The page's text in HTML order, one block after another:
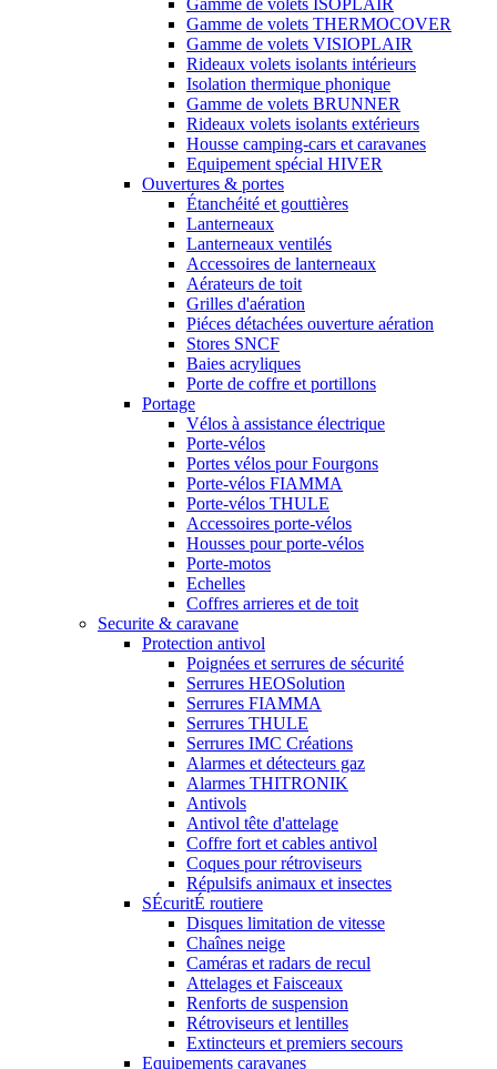
Gamme de volets ISOPLAIR
Gamme de volets THERMOCOVER
Gamme de volets VISIOPLAIR
Rideaux volets isolants intérieurs
Isolation thermique phonique
Gamme de volets BRUNNER
Rideaux volets isolants extérieurs
Housse camping-cars et caravanes
Equipement spécial HIVER
Ouvertures & portes
Étanchéité et gouttières
Lanterneaux
Lanterneaux ventilés
Accessoires de lanterneaux
Aérateurs de toit
Grilles d'aération
Piéces détachées ouverture aération
Stores SNCF
Baies acryliques
Porte de coffre et portillons
Portage
Vélos à assistance électrique
Porte-vélos
Portes vélos pour Fourgons
Porte-vélos FIAMMA
Porte-vélos THULE
Accessoires porte-vélos
Housses pour porte-vélos
Porte-motos
Echelles
Coffres arrieres et de toit
Securite & caravane
Protection antivol
Poignées et serrures de sécurité
Serrures HEOSolution
Serrures FIAMMA
Serrures THULE
Serrures IMC Créations
Alarmes et détecteurs gaz
Alarmes THITRONIK
Antivols
Antivol tête d'attelage
Coffre fort et cables antivol
Coques pour rétroviseurs
Répulsifs animaux et insectes
SÉcuritÉ routiere
Disques limitation de vitesse
Chaînes neige
Caméras et radars de recul
Attelages et Faisceaux
Renforts de suspension
Rétroviseurs et lentilles
Extincteurs et premiers secours
Equipements caravanes